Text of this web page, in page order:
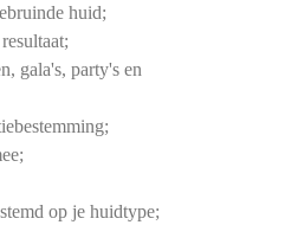
huid;
gala's, party's en
op je huidtype;